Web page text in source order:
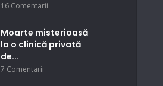
16 Comentarii
Moarte misterioasă
la o clinică privată
de...
7 Comentarii